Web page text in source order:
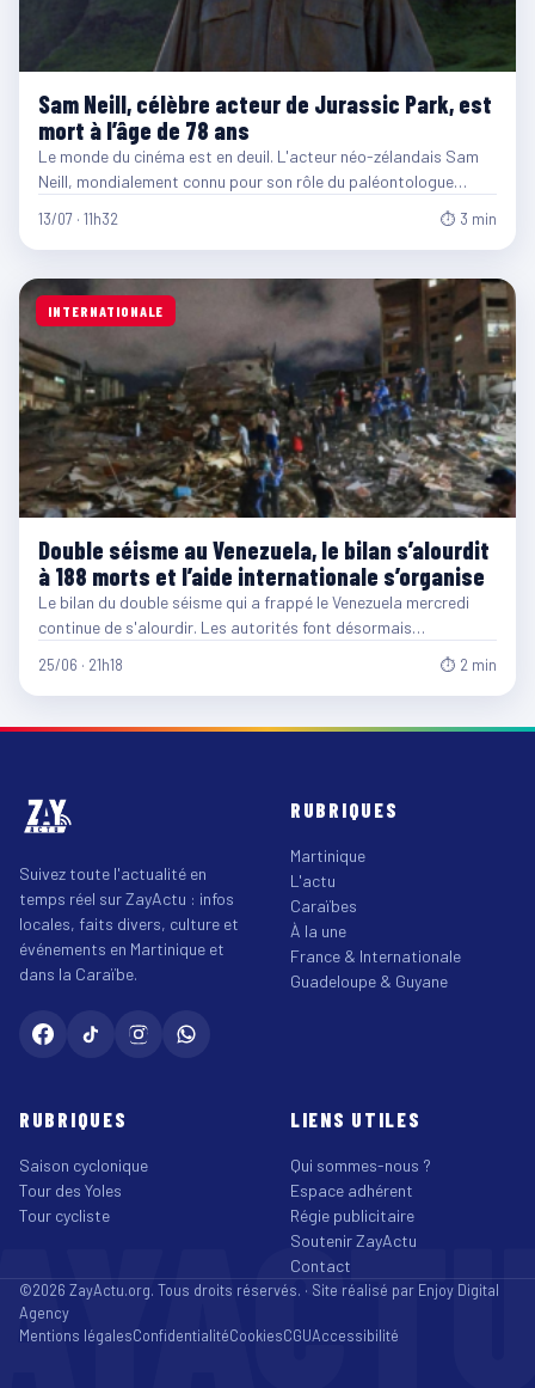
Sam Neill, célèbre acteur de Jurassic Park, est
mort à l’âge de 78 ans
Le monde du cinéma est en deuil. L'acteur néo-zélandais Sam
Neill, mondialement connu pour son rôle du paléontologue…
13/07 · 11h32 ⏱ 3 min
INTERNATIONALE
Double séisme au Venezuela, le bilan s’alourdit
à 188 morts et l’aide internationale s’organise
Le bilan du double séisme qui a frappé le Venezuela mercredi
continue de s'alourdir. Les autorités font désormais…
25/06 · 21h18 ⏱ 2 min
Suivez toute l'actualité en
temps réel sur ZayActu : infos
locales, faits divers, culture et
événements en Martinique et
dans la Caraïbe.
RUBRIQUES
Martinique
L'actu
Caraïbes
À la une
France & Internationale
Guadeloupe & Guyane
RUBRIQUES
Saison cyclonique
Tour des Yoles
Tour cycliste
LIENS UTILES
Qui sommes-nous ?
Espace adhérent
Régie publicitaire
Soutenir ZayActu
Contact
©2026 ZayActu.org. Tous droits réservés. · Site réalisé par Enjoy Digital
Agency
Mentions légalesConfidentialitéCookiesCGUAccessibilité